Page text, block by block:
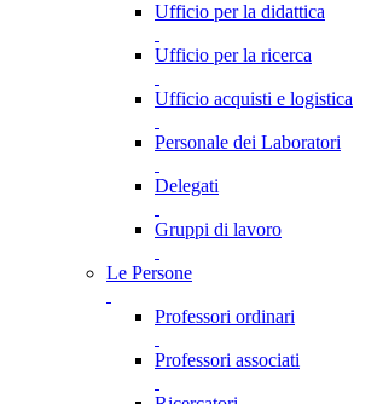
Ufficio per la didattica
Ufficio per la ricerca
Ufficio acquisti e logistica
Personale dei Laboratori
Delegati
Gruppi di lavoro
Le Persone
Professori ordinari
Professori associati